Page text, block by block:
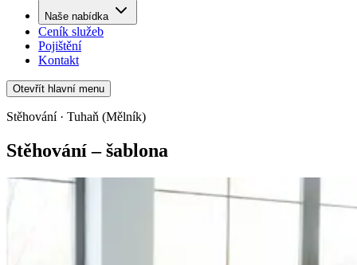
Naše nabídka
Ceník služeb
Pojištění
Kontakt
Otevřít hlavní menu
Stěhování · Tuhaň (Mělník)
Stěhování – šablona